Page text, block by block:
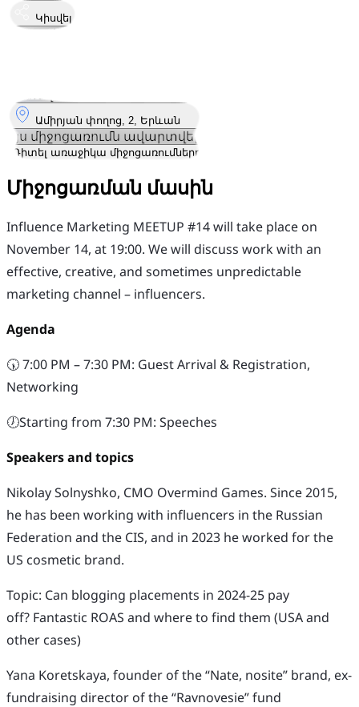
Կիսվել
Կայացել է
Ամիրյան փողոց, 2, Երևան
Այս միջոցառումն ավարտվել է
Դիտել առաջիկա միջոցառումները
Միջոցառման մասին
Influence Marketing MEETUP #14 will take place on
November 14, at 19:00. We will discuss work with an
effective, creative, and sometimes unpredictable
marketing channel – influencers.
Agenda
​🕠 7:00 PM – 7:30 PM: Guest Arrival & Registration,
Networking
​🕖Starting from 7:30 PM: Speeches
Speakers and topics
Nikolay Solnyshko, CMO Overmind Games. Since 2015,
he has been working with influencers in the Russian
Federation and the CIS, and in 2023 he worked for the
US cosmetic brand.
Topic: Can blogging placements in 2024-25 pay
off? Fantastic ROAS and where to find them (USA and
other cases)
Yana Koretskaya, founder of the “Nate, nosite” brand, ex-
fundraising director of the “Ravnovesie” fund